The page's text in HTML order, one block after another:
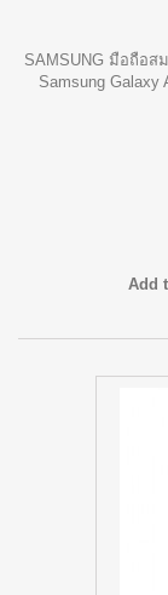
SAMSUNG มือถือ
Samsung Galaxy
Add